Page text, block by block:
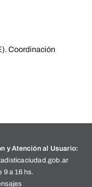
Coordinación
y Atención al Usuario:
9 a 16 hs.